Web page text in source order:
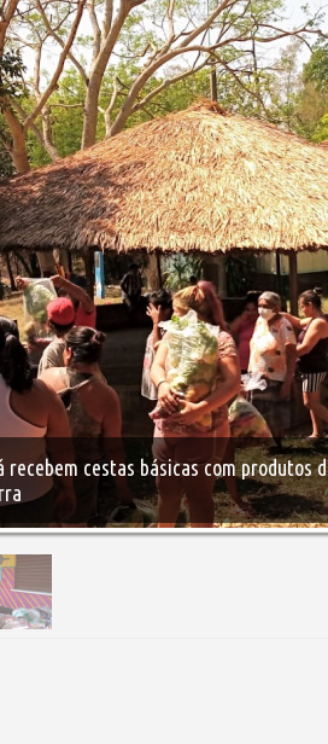
recebem cestas básicas com produtos